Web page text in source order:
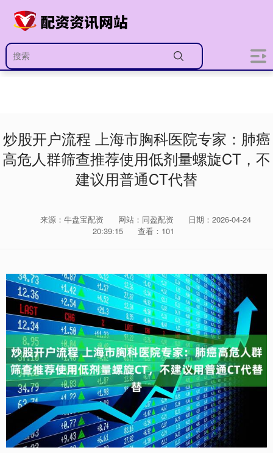
炒股开户流程 上海市胸科医院专家：肺癌
高危人群筛查推荐使用低剂量螺旋CT，不
建议用普通CT代替
来源：牛盘宝配资 网站：同盈配资
日期：2026-04-24
20:39:15
查看：101